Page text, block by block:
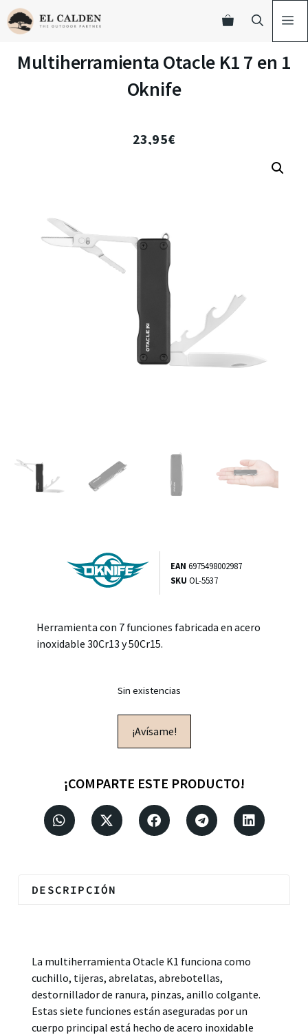
Multiherramienta Otacle K1 7 en 1
Oknife
23,95€
EAN 6975498002987
SKU OL-5537
Herramienta con 7 funciones fabricada en acero
inoxidable 30Cr13 y 50Cr15.
Sin existencias
¡Avísame!
¡COMPARTE ESTE PRODUCTO!
DESCRIPCIÓN
La multiherramienta Otacle K1 funciona como
cuchillo, tijeras, abrelatas, abrebotellas,
destornillador de ranura, pinzas, anillo colgante.
Estas siete funciones están aseguradas por un
cuerpo principal está hecho de acero inoxidable